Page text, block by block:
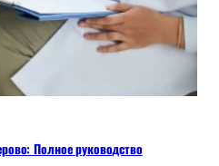
Полное руководство